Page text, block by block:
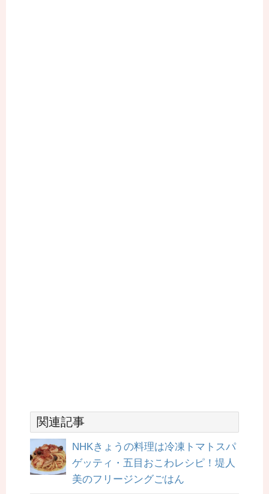
関連記事
NHKきょうの料理は冷凍トマトスパ
ゲッティ・五目おこわレシピ！堤人
美のフリージングごはん